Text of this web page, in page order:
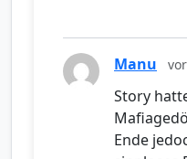
Manu
Story
Ende